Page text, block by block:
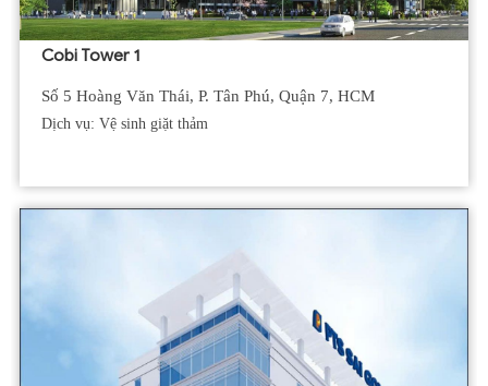
Cobi Tower 1
Số 5 Hoàng Văn Thái, P. Tân Phú, Quận 7, HCM
Dịch vụ: Vệ sinh giặt thảm